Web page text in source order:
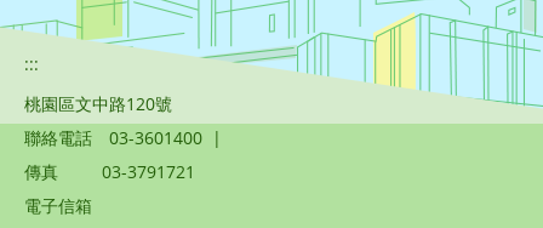
:::
桃園區文中路120號
聯絡電話
03-3601400 |
傳真
03-3791721
電子信箱